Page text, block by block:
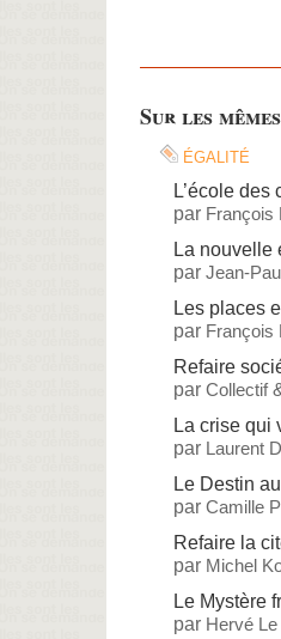
Sur les
égalité
L’école des
par François
La nouvelle
par Jean-
Les places
par François
Refaire
par Collectif
La crise qui
par Laurent
Le Destin
par Camille
Refaire la
par Michel
Le Mystère
par Hervé